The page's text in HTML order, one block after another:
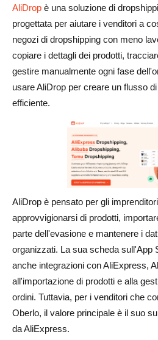
AliDrop è una soluzione di
progettata per aiutare i venditori a
negozi di dropshipping con meno
copiare i dettagli dei prodotti,
gestire manualmente ogni fase
usare AliDrop per creare un flusso
efficiente.
AliDrop è pensato per gli
approvvigionarsi di prodotti,
parte dell'evasione e mantenere i
organizzati. La sua scheda sull'App
anche integrazioni con AliExpress,
all'importazione di prodotti e alla
ordini. Tuttavia, per i venditori che
Oberlo, il valore principale è il suo
da AliExpress.